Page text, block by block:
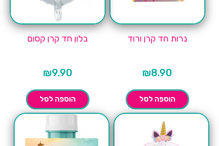
נרות חד קרן ורוד
₪8.90
הוספה לסל
בלון חד קרן קסום
₪9.90
הוספה לסל